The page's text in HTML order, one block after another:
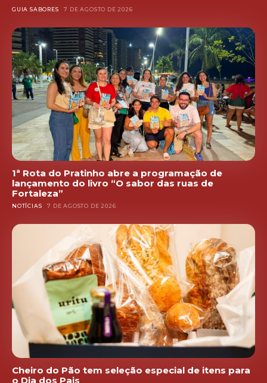
GUIA SABORES 7 DE AGOSTO DE 2026
1ª Rota do Pratinho abre a programação de
lançamento do livro “O sabor das ruas de
Fortaleza”
NOTÍCIAS 7 DE AGOSTO DE 2026
Cheiro do Pão tem seleção especial de itens para
o Dia dos Pais